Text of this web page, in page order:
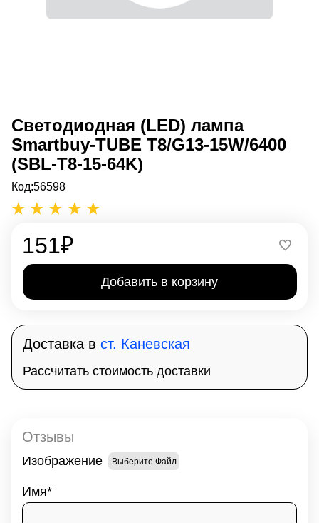
Светодиодная (LED) лампа
Smartbuy-TUBE T8/G13-15W/6400
(SBL-T8-15-64K)
Код:56598
151₽
Добавить в корзину
Доставка в ст. Каневская
Рассчитать стоимость доставки
Отзывы
Изображение Выберите Файл
Имя